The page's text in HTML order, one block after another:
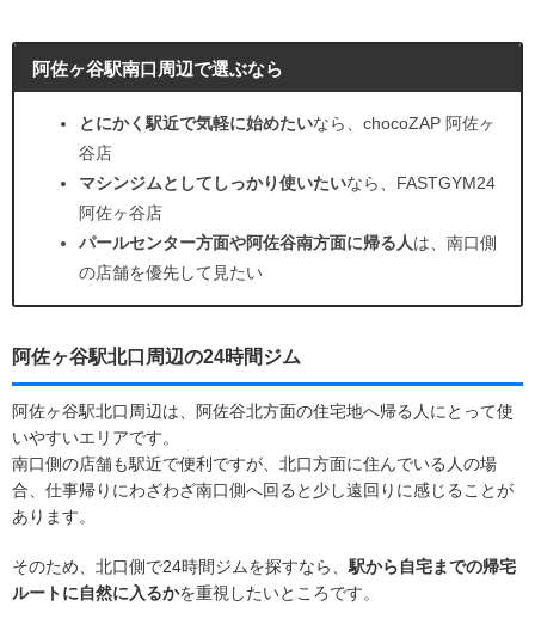
阿佐ヶ谷駅南口周辺で選ぶなら
とにかく駅近で気軽に始めたいなら、chocoZAP 阿佐ヶ
谷店
マシンジムとしてしっかり使いたいなら、FASTGYM24
阿佐ヶ谷店
パールセンター方面や阿佐谷南方面に帰る人は、南口側
の店舗を優先して見たい
阿佐ヶ谷駅北口周辺の24時間ジム
阿佐ヶ谷駅北口周辺は、阿佐谷北方面の住宅地へ帰る人にとって使
いやすいエリアです。
南口側の店舗も駅近で便利ですが、北口方面に住んでいる人の場
合、仕事帰りにわざわざ南口側へ回ると少し遠回りに感じることが
あります。
そのため、北口側で24時間ジムを探すなら、駅から自宅までの帰宅
ルートに自然に入るかを重視したいところです。